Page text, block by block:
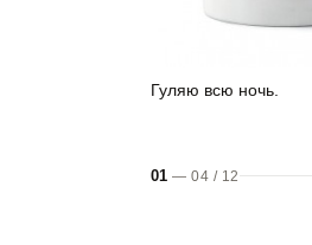
Гуляю всю ночь.
01 —04 / 12